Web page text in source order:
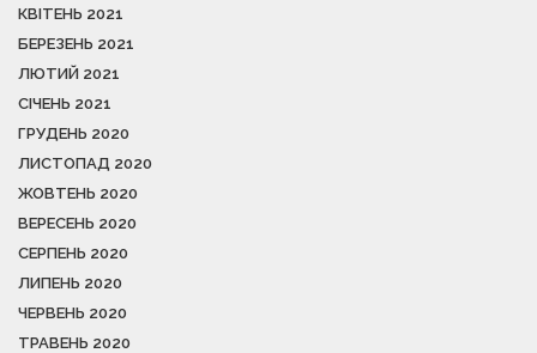
КВІТЕНЬ 2021
БЕРЕЗЕНЬ 2021
ЛЮТИЙ 2021
СІЧЕНЬ 2021
ГРУДЕНЬ 2020
ЛИСТОПАД 2020
ЖОВТЕНЬ 2020
ВЕРЕСЕНЬ 2020
СЕРПЕНЬ 2020
ЛИПЕНЬ 2020
ЧЕРВЕНЬ 2020
ТРАВЕНЬ 2020